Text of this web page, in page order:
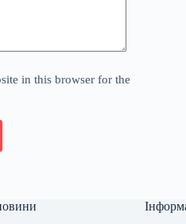
in this browser for the